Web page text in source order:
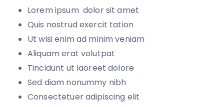
Lorem ipsum dolor sit amet
Quis nostrud exercit tation
Ut wisi enim ad minim veniam
Aliquam erat volutpat
Tincidunt ut laoreet dolore
Sed diam nonummy nibh
Consectetuer adipiscing elit